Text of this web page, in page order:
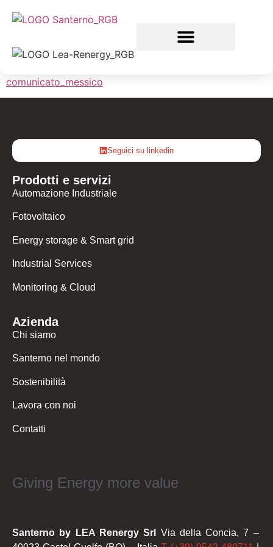
comunicato_messico
Seguici su linkedin
Prodotti e servizi
Automazione Industriale
Fotovoltaico
Energy storage & Smart grid
Industrial Services
Monitoring & Cloud
Azienda
Chi siamo
Santerno nel mondo
Sostenibilità
Lavora con noi
Contatti
Giving Energy more value
Santerno by LEA Renergy Srl Via della Concia, 7 –